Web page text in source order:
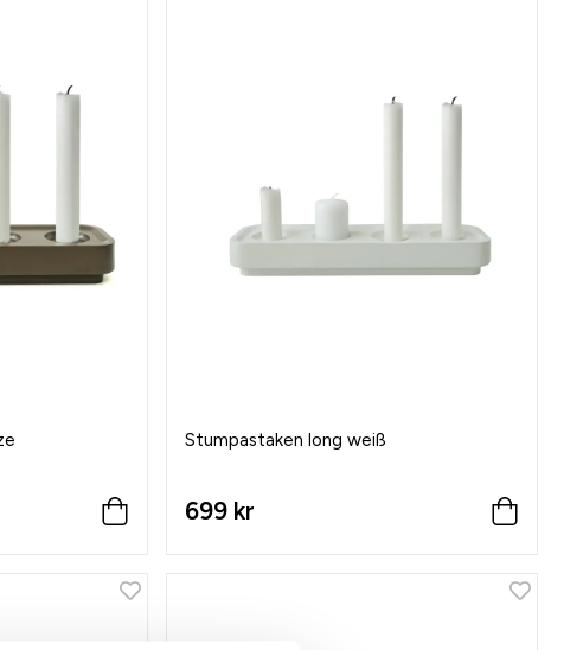
Stumpastaken long weiß
699 kr